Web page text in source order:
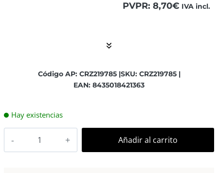
PVPR: 8,70€ IVA incl.
Código AP: CRZ219785 |SKU: CRZ219785 |
EAN: 8435018421363
Hay existencias
Añadir al carrito